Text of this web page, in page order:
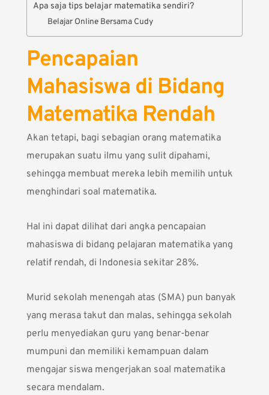
Apa saja tips belajar matematika sendiri?
Belajar Online Bersama Cudy
Pencapaian
Mahasiswa di Bidang
Matematika Rendah
Akan tetapi, bagi sebagian orang matematika
merupakan suatu ilmu yang sulit dipahami,
sehingga membuat mereka lebih memilih untuk
menghindari soal matematika.
Hal ini dapat dilihat dari angka pencapaian
mahasiswa di bidang pelajaran matematika yang
relatif rendah, di Indonesia sekitar 28%.
Murid sekolah menengah atas (SMA) pun banyak
yang merasa takut dan malas, sehingga sekolah
perlu menyediakan guru yang benar-benar
mumpuni dan memiliki kemampuan dalam
mengajar siswa mengerjakan soal matematika
secara mendalam.